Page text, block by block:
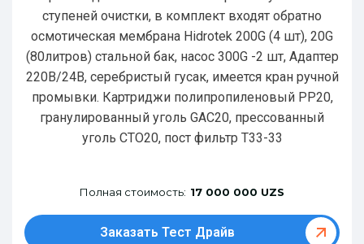
ступеней очистки, в комплект входят обратно
осмотическая мембрана Hidrotek 200G (4 шт), 20G
(80литров) стальной бак, насос 300G -2 шт, Адаптер
220В/24В, серебристый гусак, имеется кран ручной
промывки. Картриджи полипропиленовый РР20,
гранулированный уголь GAC20, прессованный
уголь CTO20, пост фильтр T33-33
Полная стоимость: 17 000 000 UZS
Заказать Тест Драйв